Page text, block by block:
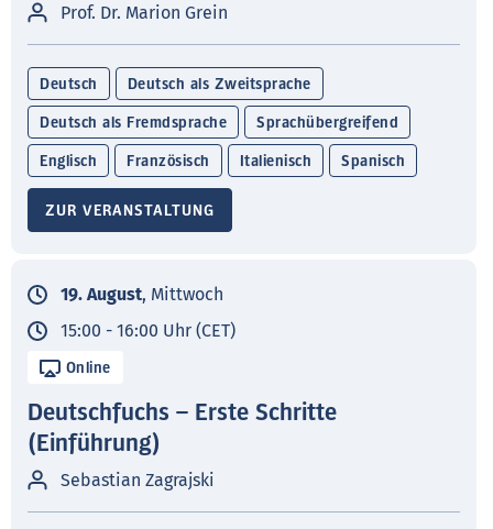
Prof. Dr. Marion Grein
Deutsch Deutsch als Zweitsprache
Deutsch als Fremdsprache Sprachübergreifend
Englisch Französisch Italienisch Spanisch
ZUR VERANSTALTUNG
19. August, Mittwoch
15:00 - 16:00 Uhr (CET)
Online
Deutschfuchs – Erste Schritte
(Einführung)
Sebastian Zagrajski